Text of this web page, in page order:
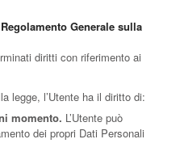
Generale sulla
diritti con riferimento ai
legge, l’Utente ha il diritto di:
momento. L’Utente può
dei propri Dati Personali